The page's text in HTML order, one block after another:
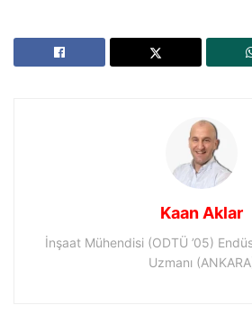
Kaan Aklar
İnşaat Mühendisi (ODTÜ ’05)
Uzmanı